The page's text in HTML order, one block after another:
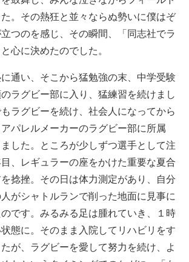
。その熱狂と並々ならぬ勢いに僕はぞ
つのを感じ、その瞬間、「同志社でラ
心に決めたのでした。
通い、そこから猛勉強の末、中学受験
ラグビー部に入り、猛練習を続けまし
ラグビーを続け、社会人になってから
パレルメーカーのラグビー部に所属
した。ところが少しずつ選手として注
、レギュラーの座をかけた重要な夏合
捻挫。その日は体力測定があり、自分
がシャトルランで削った地面に見事に
です。みるみる足は腫れていき、１時
態に。そのまま入院してリハビリをす
が、ラグビーを愛して努力を続け、よ